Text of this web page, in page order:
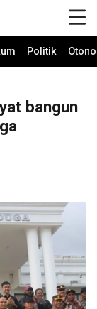
Politik
bangun